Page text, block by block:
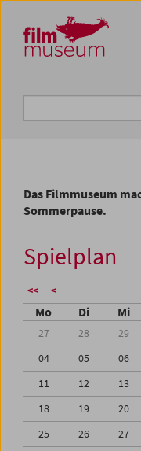
Zum Inhalt
Zum Hauptmenü
Zur Servicenavigation
Zum Suche
Das Filmmuseum
Sommerpause.
Spielplan
<< <
Mo Di Mi
27 28 29
04
05 06
11
12 13
18
19 20
25
26 27